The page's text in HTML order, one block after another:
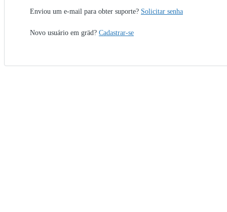
Enviou um e-mail para obter suporte? Solicitar senha
Novo usuário em gräd? Cadastrar-se